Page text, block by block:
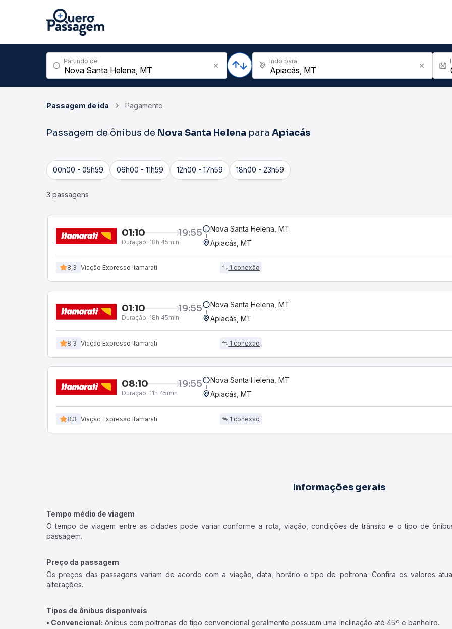
Partindo de Indo para
Passagem de ida Pagamento
Passagem de ônibus de Nova Santa Helena para Apiacás
00h00 - 05h59 06h00 - 11h59 12h00 - 17h59 18h00 - 23h59
3 passagens
01:10 19:55
Duração: 18h 45min
Nova Santa Helena, MT
Apiacás, MT
8,3 Viação Expresso Itamarati 1 conexão
01:10 19:55
Duração: 18h 45min
Nova Santa Helena, MT
Apiacás, MT
8,3 Viação Expresso Itamarati 1 conexão
08:10 19:55
Duração: 11h 45min
Nova Santa Helena, MT
Apiacás, MT
8,3 Viação Expresso Itamarati 1 conexão
Informações gerais
Tempo médio de viagem
O tempo de viagem entre as cidades pode variar conforme a rota, viação, condições de trânsito e o tipo de
passagem.
Preço da passagem
Os preços das passagens variam de acordo com a viação, data, horário e tipo de poltrona. Confira os valores
alterações.
Tipos de ônibus disponíveis
• Convencional: ônibus com poltronas do tipo convencional geralmente possuem uma inclinação até 45º e banheiro.